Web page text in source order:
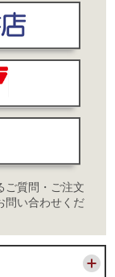
ご質問・ご注文
問い合わせくだ